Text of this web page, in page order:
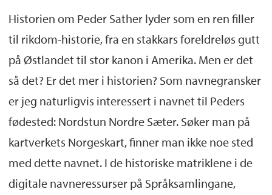
Historien om Peder Sather lyder som en ren filler
til rikdom-historie, fra en stakkars foreldreløs gutt
på Østlandet til stor kanon i Amerika. Men er det
så det? Er det mer i historien? Som navnegransker
er jeg naturligvis interessert i navnet til Peders
fødested: Nordstun Nordre Sæter. Søker man på
kartverkets Norgeskart, finner man ikke noe sted
med dette navnet. I de historiske matriklene i de
digitale navneressurser på Språksamlingane,